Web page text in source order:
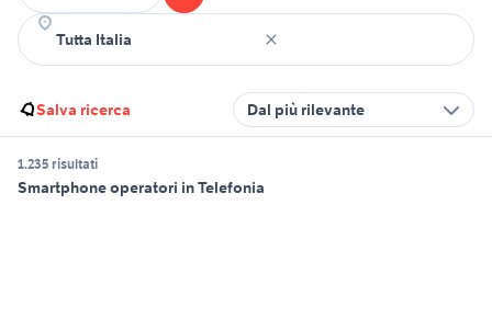
Salva ricerca Dal più rilevante
1.235 risultati
Smartphone operatori in Telefonia